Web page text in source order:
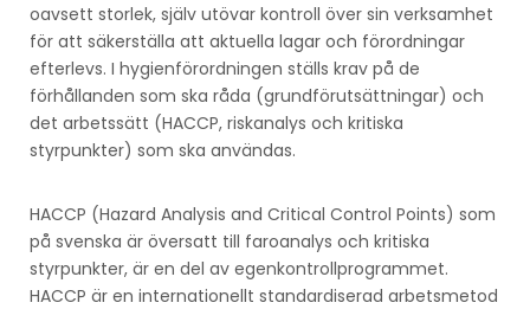
oavsett storlek, själv utövar kontroll över sin verksamhet
för att säkerställa att aktuella lagar och förordningar
efterlevs. I hygienförordningen ställs krav på de
förhållanden som ska råda (grundförutsättningar) och
det arbetssätt (HACCP, riskanalys och kritiska
styrpunkter) som ska användas.
HACCP (Hazard Analysis and Critical Control Points) som
på svenska är översatt till faroanalys och kritiska
styrpunkter, är en del av egenkontrollprogrammet.
HACCP är en internationellt standardiserad arbetsmetod